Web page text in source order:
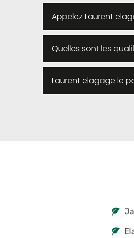
Appelez Laurent
Quelles sont les
Laurent elagage le